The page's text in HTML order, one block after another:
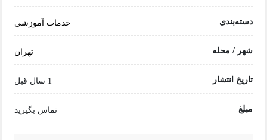
دسته‌بندی خدمات آموزشی
شهر / محله تهران
تاریخ انتشار 1 سال قبل
مبلغ تماس بگیرید